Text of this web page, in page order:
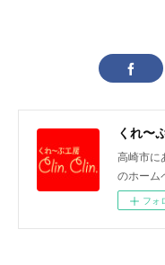
くれ〜
高崎市に
のホーム
フォ